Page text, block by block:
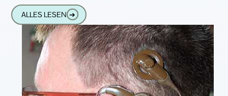
Nucleus® 8. Die innovative Hörlösung kann
auf jede Hörumgebung präziser eingestellt
werden. In
ALLES LESEN ➔